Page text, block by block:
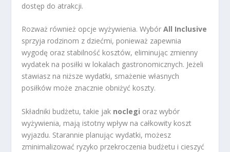
dostęp do atrakcji.
Rozważ również opcje wyżywienia. WybórAll Inclusive
sprzyja rodzinom z dziećmi, ponieważ zapewnia
wygodę oraz stabilność kosztów, eliminując zmienny
wydatek na posiłki w lokalach gastronomicznych. Jeżeli
stawiasz na niższe wydatki, smażenie własnych
posiłków może znacznie obniżyć koszty.
Składniki budżetu, takie jak noclegi oraz wybór
wyżywienia, mają istotny wpływ na całkowity koszt
wyjazdu. Starannie planując wydatki, możesz
zminimalizować ryzyko przekroczenia budżetu i cieszyć